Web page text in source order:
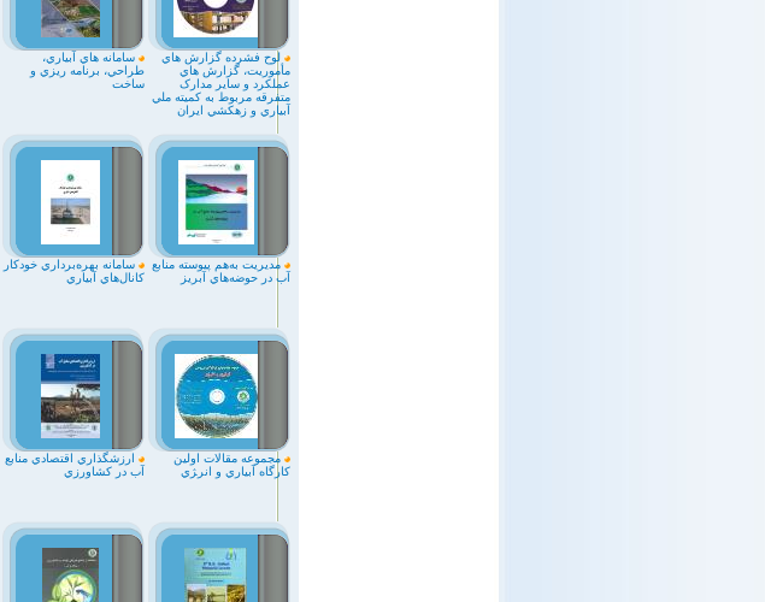
سامانه هاي آبياري،
طراحي، برنامه ريزي و
ساخت
لوح فشرده گزارش هاي
مأموريت، گزارش هاي
عملکرد و ساير مدارک
متفرقه مربوط به کميته ملي
آبياري و زهکشي ايران
سامانه بهره‌برداري خودكار
كانال‌هاي آبياري
مديريت به‌هم پيوسته منابع
آب در حوضه‌هاي آبريز
ارزشگذاري اقتصادي منابع
آب در کشاورزي
مجموعه مقالات اولين
كارگاه آبياري و انر‍ژي